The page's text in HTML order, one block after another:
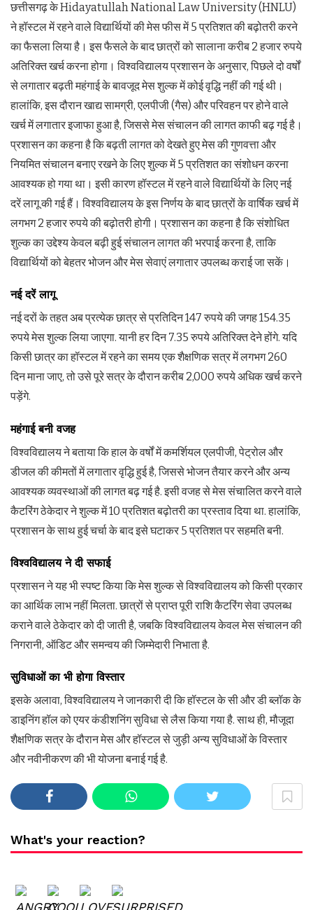
छत्तीसगढ़ के Hidayatullah National Law University (HNLU)
ने हॉस्टल में रहने वाले विद्यार्थियों की मेस फीस में 5 प्रतिशत की बढ़ोतरी करने
का फैसला लिया है। इस फैसले के बाद छात्रों को सालाना करीब 2 हजार रुपये
अतिरिक्त खर्च करना होगा। विश्वविद्यालय प्रशासन के अनुसार, पिछले दो वर्षों
से लगातार बढ़ती महंगाई के बावजूद मेस शुल्क में कोई वृद्धि नहीं की गई थी।
हालांकि, इस दौरान खाद्य सामग्री, एलपीजी (गैस) और परिवहन पर होने वाले
खर्च में लगातार इजाफा हुआ है, जिससे मेस संचालन की लागत काफी बढ़ गई है।
प्रशासन का कहना है कि बढ़ती लागत को देखते हुए मेस की गुणवत्ता और
नियमित संचालन बनाए रखने के लिए शुल्क में 5 प्रतिशत का संशोधन करना
आवश्यक हो गया था। इसी कारण हॉस्टल में रहने वाले विद्यार्थियों के लिए नई
दरें लागू की गई हैं। विश्वविद्यालय के इस निर्णय के बाद छात्रों के वार्षिक खर्च में
लगभग 2 हजार रुपये की बढ़ोतरी होगी। प्रशासन का कहना है कि संशोधित
शुल्क का उद्देश्य केवल बढ़ी हुई संचालन लागत की भरपाई करना है, ताकि
विद्यार्थियों को बेहतर भोजन और मेस सेवाएं लगातार उपलब्ध कराई जा सकें।
नई दरें लागू
नई दरों के तहत अब प्रत्येक छात्र से प्रतिदिन 147 रुपये की जगह 154.35
रुपये मेस शुल्क लिया जाएगा. यानी हर दिन 7.35 रुपये अतिरिक्त देने होंगे. यदि
किसी छात्र का हॉस्टल में रहने का समय एक शैक्षणिक सत्र में लगभग 260
दिन माना जाए, तो उसे पूरे सत्र के दौरान करीब 2,000 रुपये अधिक खर्च करने
पड़ेंगे.
महंगाई बनी वजह
विश्वविद्यालय ने बताया कि हाल के वर्षों में कमर्शियल एलपीजी, पेट्रोल और
डीजल की कीमतों में लगातार वृद्धि हुई है, जिससे भोजन तैयार करने और अन्य
आवश्यक व्यवस्थाओं की लागत बढ़ गई है. इसी वजह से मेस संचालित करने वाले
कैटरिंग ठेकेदार ने शुल्क में 10 प्रतिशत बढ़ोतरी का प्रस्ताव दिया था. हालांकि,
प्रशासन के साथ हुई चर्चा के बाद इसे घटाकर 5 प्रतिशत पर सहमति बनी.
विश्वविद्यालय ने दी सफाई
प्रशासन ने यह भी स्पष्ट किया कि मेस शुल्क से विश्वविद्यालय को किसी प्रकार
का आर्थिक लाभ नहीं मिलता. छात्रों से प्राप्त पूरी राशि कैटरिंग सेवा उपलब्ध
कराने वाले ठेकेदार को दी जाती है, जबकि विश्वविद्यालय केवल मेस संचालन की
निगरानी, ऑडिट और समन्वय की जिम्मेदारी निभाता है.
सुविधाओं का भी होगा विस्तार
इसके अलावा, विश्वविद्यालय ने जानकारी दी कि हॉस्टल के सी और डी ब्लॉक के
डाइनिंग हॉल को एयर कंडीशनिंग सुविधा से लैस किया गया है. साथ ही, मौजूदा
शैक्षणिक सत्र के दौरान मेस और हॉस्टल से जुड़ी अन्य सुविधाओं के विस्तार
और नवीनीकरण की भी योजना बनाई गई है.
What's your reaction?